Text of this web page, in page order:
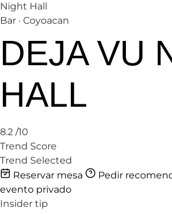
Night Hall
Bar · Coyoacan
DEJA VU
HALL
8.2 /10
Trend Score
Trend Selected
Reservar mesa
Pedir
evento privado
Insider tip